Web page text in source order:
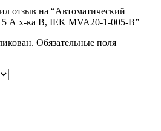
отзыв на “Автоматический
А х-ка B, IEK MVA20-1-005-B”
Обязательные поля